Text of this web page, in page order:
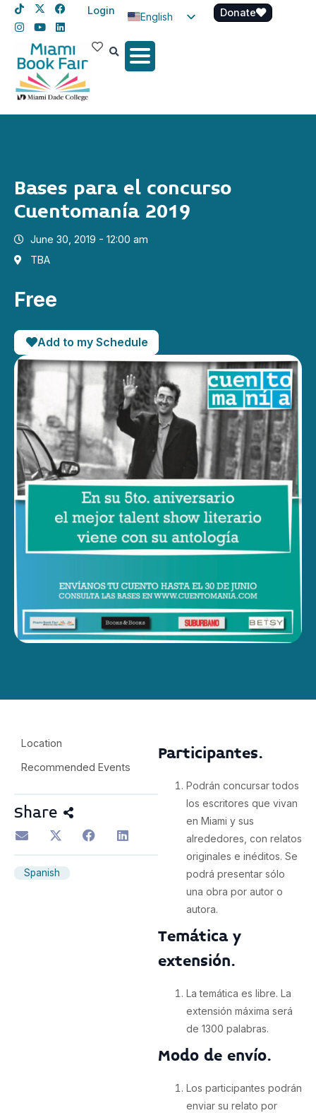
Login
English
Spanish
Donate
Bases para el concurso
Cuentomanía 2019
June 30, 2019 - 12:00 am
TBA
Free
Add to my Schedule
Location
Recommended Events
Share
Spanish
Participantes.
Podrán concursar todos
los escritores que vivan
en Miami y sus
alrededores, con relatos
originales e inéditos. Se
podrá presentar sólo
una obra por autor o
autora.
Temática y
extensión.
La temática es libre. La
extensión máxima será
de 1300 palabras.
Modo de envío.
Los participantes podrán
enviar su relato por